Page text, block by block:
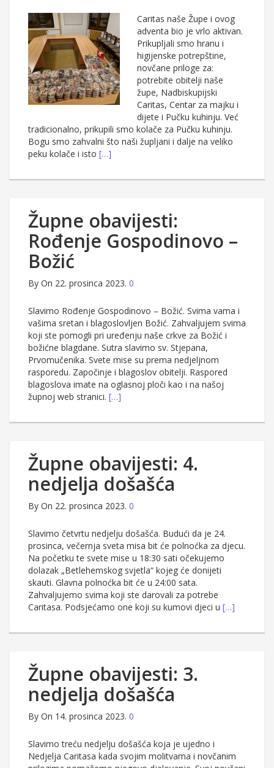
Caritas naše Župe i ovog
adventa bio je vrlo aktivan.
Prikupljali smo hranu i
higijenske potrepštine,
novčane priloge za:
potrebite obitelji naše
župe, Nadbiskupijski
Caritas, Centar za majku i
dijete i Pučku kuhinju. Već
tradicionalno, prikupili smo kolače za Pučku kuhinju.
Bogu smo zahvalni što naši župljani i dalje na veliko
peku kolače i isto […]
Župne obavijesti:
Rođenje Gospodinovo –
Božić
By On 22. prosinca 2023. 0
Slavimo Rođenje Gospodinovo – Božić. Svima vama i
vašima sretan i blagoslovljen Božić. Zahvaljujem svima
koji ste pomogli pri uređenju naše crkve za Božić i
božićne blagdane. Sutra slavimo sv. Stjepana,
Prvomučenika. Svete mise su prema nedjeljnom
rasporedu. Započinje i blagoslov obitelji. Raspored
blagoslova imate na oglasnoj ploči kao i na našoj
župnoj web stranici. […]
Župne obavijesti: 4.
nedjelja došašća
By On 22. prosinca 2023. 0
Slavimo četvrtu nedjelju došašća. Budući da je 24.
prosinca, večernja sveta misa bit će polnoćka za djecu.
Na početku te svete mise u 18:30 sati očekujemo
dolazak „Betlehemskog svjetla“ kojeg će donijeti
skauti. Glavna polnoćka bit će u 24:00 sata.
Zahvaljujemo svima koji ste darovali za potrebe
Caritasa. Podsjećamo one koji su kumovi djeci u […]
Župne obavijesti: 3.
nedjelja došašća
By On 14. prosinca 2023. 0
Slavimo treću nedjelju došašća koja je ujedno i
Nedjelja Caritasa kada svojim molitvama i novčanim